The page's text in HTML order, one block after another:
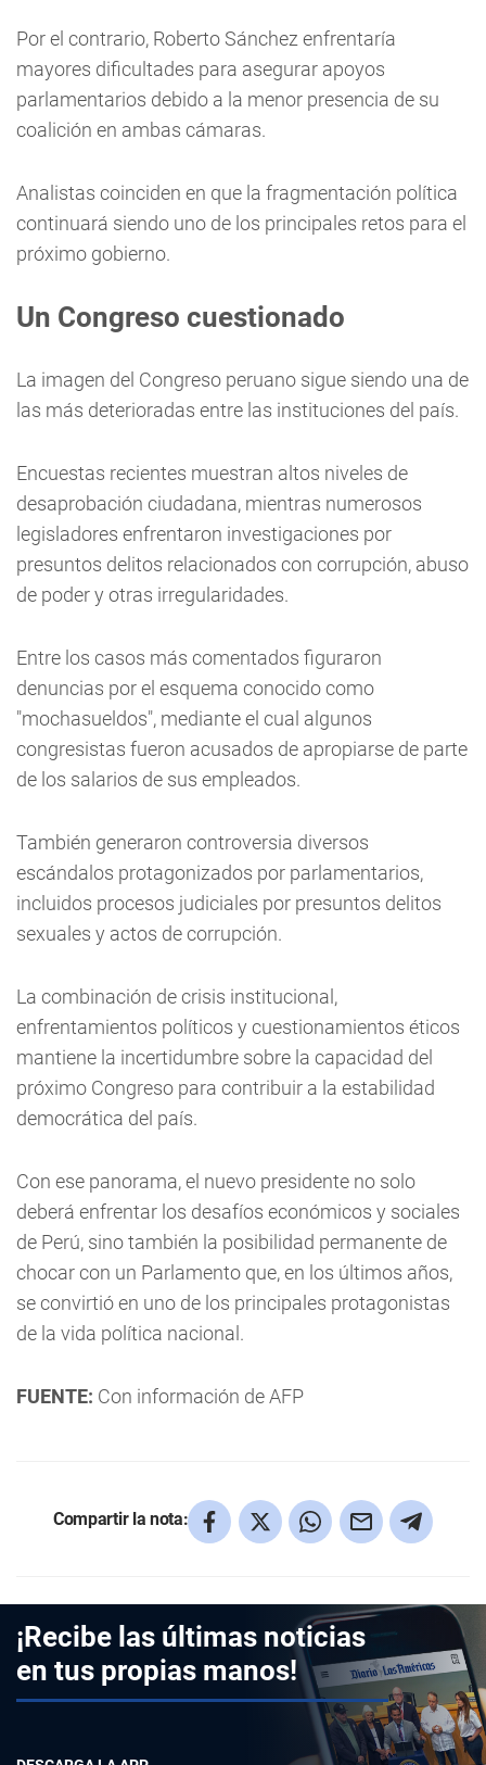
Por el contrario, Roberto Sánchez enfrentaría
mayores dificultades para asegurar apoyos
parlamentarios debido a la menor presencia de su
coalición en ambas cámaras.
Analistas coinciden en que la fragmentación política
continuará siendo uno de los principales retos para el
próximo gobierno.
Un Congreso cuestionado
La imagen del Congreso peruano sigue siendo una de
las más deterioradas entre las instituciones del país.
Encuestas recientes muestran altos niveles de
desaprobación ciudadana, mientras numerosos
legisladores enfrentaron investigaciones por
presuntos delitos relacionados con corrupción, abuso
de poder y otras irregularidades.
Entre los casos más comentados figuraron
denuncias por el esquema conocido como
"mochasueldos", mediante el cual algunos
congresistas fueron acusados de apropiarse de parte
de los salarios de sus empleados.
También generaron controversia diversos
escándalos protagonizados por parlamentarios,
incluidos procesos judiciales por presuntos delitos
sexuales y actos de corrupción.
La combinación de crisis institucional,
enfrentamientos políticos y cuestionamientos éticos
mantiene la incertidumbre sobre la capacidad del
próximo Congreso para contribuir a la estabilidad
democrática del país.
Con ese panorama, el nuevo presidente no solo
deberá enfrentar los desafíos económicos y sociales
de Perú, sino también la posibilidad permanente de
chocar con un Parlamento que, en los últimos años,
se convirtió en uno de los principales protagonistas
de la vida política nacional.
FUENTE: Con información de AFP
Compartir la nota:
¡Recibe las últimas noticias
en tus propias manos!